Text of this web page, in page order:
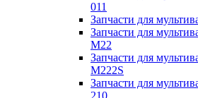
011
Запчасти для
Запчасти для
M22
Запчасти для
M222S
Запчасти для
210